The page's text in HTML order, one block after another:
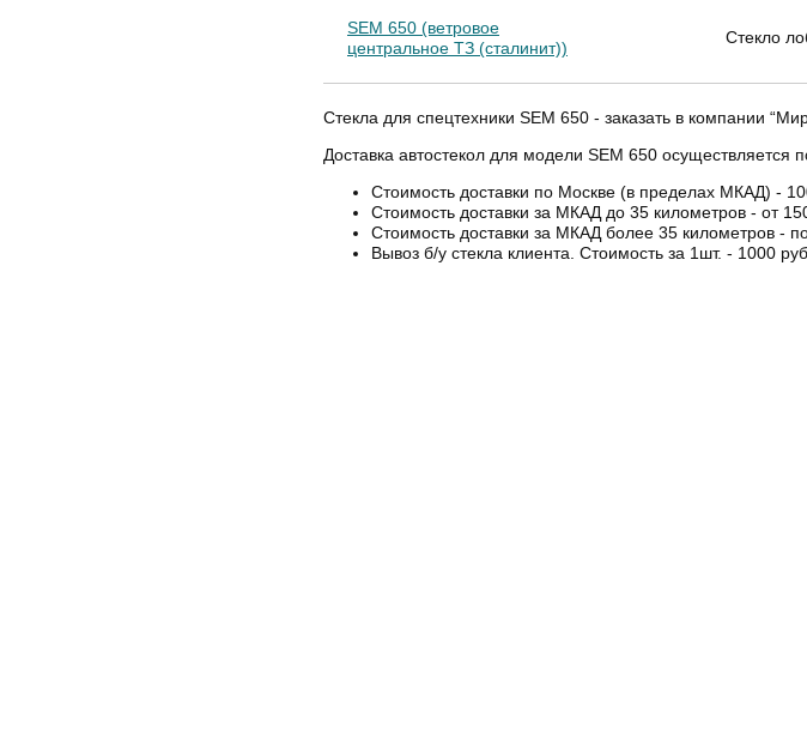
SEM 650 (ветровое
центральное ТЗ (сталинит))
Стекло
Стекла для спецтехники SEM 650 - заказать в компании “Мир
Доставка автостекол для модели SEM 650
Стоимость доставки по Москве (в пределах МКАД) -
Стоимость доставки за МКАД до 35 километров - от
Стоимость доставки за МКАД более 35 километров - по
Вывоз б/у стекла клиента. Стоимость за 1шт. - 1000 руб.